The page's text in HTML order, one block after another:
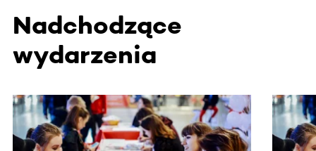
Nadchodzące
wydarzenia
Ta sekcja zawiera treści przewijane w poziomie. Użyj